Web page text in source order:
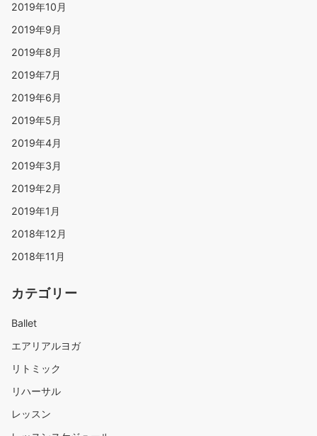
2019年10月
2019年9月
2019年8月
2019年7月
2019年6月
2019年5月
2019年4月
2019年3月
2019年2月
2019年1月
2018年12月
2018年11月
カテゴリー
Ballet
エアリアルヨガ
リトミック
リハーサル
レッスン